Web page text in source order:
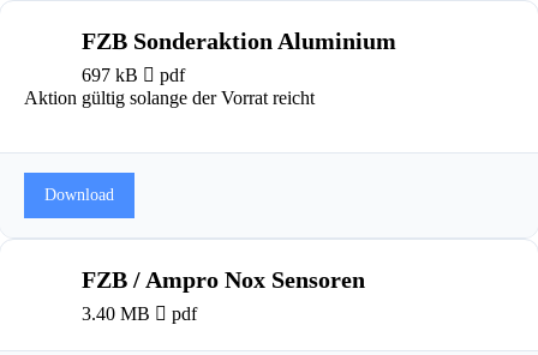
FZB Sonderaktion Aluminium
697 kB
pdf
Aktion gültig solange der Vorrat reicht
Download
FZB / Ampro Nox Sensoren
3.40 MB pdf